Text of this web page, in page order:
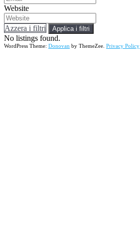
Website
Azzera i filtri Applica i filtri
No listings found.
WordPress Theme: Donovan by ThemeZee. Privacy Policy